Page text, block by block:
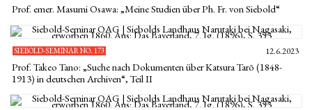
Prof. emer. Masumi Osawa: „Meine Studien über Ph. Fr. von Siebold“
SIEBOLD-SEMINAR NO. 173 12.6.2023
Prof. Takeo Tano: „Suche nach Dokumenten über Katsura Tarō (1848-
1913) in deutschen Archiven“, Teil II